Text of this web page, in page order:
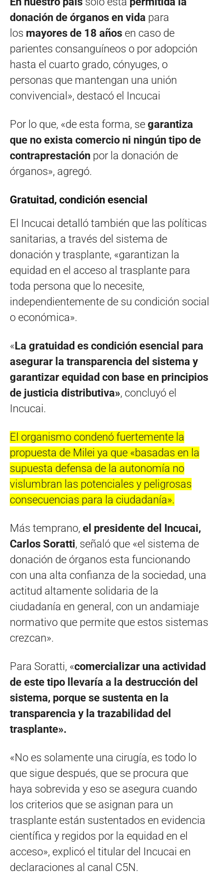
donación de órganos en vida para
los mayores de 18 años en caso de
parientes consanguíneos o por adopción
hasta el cuarto grado, cónyuges, o
personas que mantengan una unión
convivencial», destacó el Incucai
Por lo que, «de esta forma, se garantiza
que no exista comercio ni ningún tipo de
contraprestación por la donación de
órganos», agregó.
Gratuitad, condición esencial
El Incucai detalló también que las políticas
sanitarias, a través del sistema de
donación y trasplante, «garantizan la
equidad en el acceso al trasplante para
toda persona que lo necesite,
independientemente de su condición social
o económica».
«La gratuidad es condición esencial para
asegurar la transparencia del sistema y
garantizar equidad con base en principios
de justicia distributiva», concluyó el
Incucai.
El organismo condenó fuertemente la
propuesta de Milei ya que «basadas en la
supuesta defensa de la autonomía no
vislumbran las potenciales y peligrosas
consecuencias para la ciudadanía».
Más temprano, el presidente del Incucai,
Carlos Soratti, señaló que «el sistema de
donación de órganos esta funcionando
con una alta confianza de la sociedad, una
actitud altamente solidaria de la
ciudadanía en general, con un andamiaje
normativo que permite que estos sistemas
crezcan».
Para Soratti, «comercializar una actividad
de este tipo llevaría a la destrucción del
sistema, porque se sustenta en la
transparencia y la trazabilidad del
trasplante».
«No es solamente una cirugía, es todo lo
que sigue después, que se procura que
haya sobrevida y eso se asegura cuando
los criterios que se asignan para un
trasplante están sustentados en evidencia
científica y regidos por la equidad en el
acceso», explicó el titular del Incucai en
declaraciones al canal C5N.